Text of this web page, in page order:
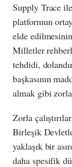
Supply Trace
platformun
elde
Milletler
tehdidi,
başkasının
almak gibi
Zorla
Birleşik
yaklaşık bir
daha spesifik